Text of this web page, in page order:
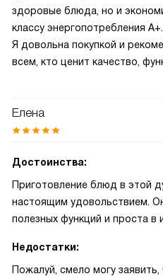
здоровые блюда, но и
классу энергопотребления A+.
Я довольна покупкой и
всем, кто ценит качество,
Елена
Достоинства:
Приготовление блюд в этой
настоящим удовольствием.
полезных функций и проста в
Недостатки:
Пожалуй, смело могу